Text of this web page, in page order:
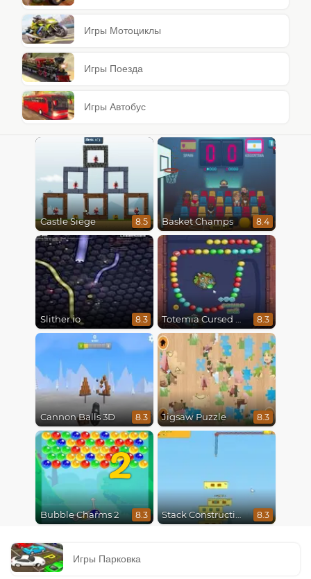
Игры Мотоциклы
Игры Поезда
Игры Автобус
Castle Siege 8.5 Basket Champs 8.4
Slither.io 8.3 Totemia Cursed Marbles 8.3
Cannon Balls 3D 8.3 Jigsaw Puzzle 8.3
2
Bubble Charms 2 8.3 Stack Construction 8.3
Игры Парковка